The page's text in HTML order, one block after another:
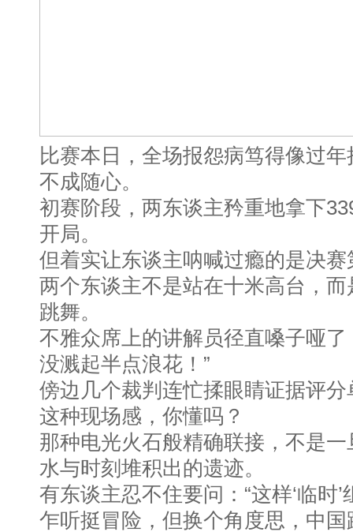
比赛本日，全场报怨病笃得像过
不成随心。
初赛阶段，两东谈主矜重地拿下
开局。
但着实让东谈主呐喊过瘾的是决
两个东谈主不是站在十米高台，
跳舞。
不雅众席上的讲解员径直嗓子哑了
没溅起半点浪花！”
傍边几个裁判连忙揉眼睛证据评
这种现场感，你懂吗？
那种电光火石般精确联接，不是
水与时刻堆积出的遗迹。
有东谈主忍不住要问：“这样‘临时
乍听挺冒险，但换个角度思，中国